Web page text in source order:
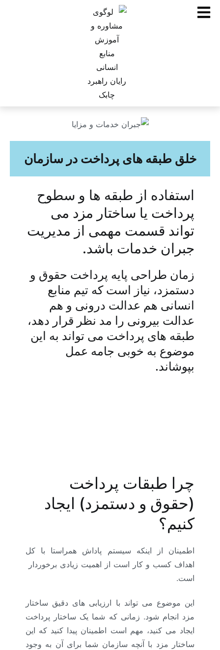
خلق طبقه های پرداخت در سازمان
استفاده از طبقه ها و سطوح
پرداخت یا ساختار مزد می
تواند قسمت مهمی از مدیریت
جبران خدمات باشد.
زمان طراحی پایه پرداخت حقوق و
دستمزد، نیاز است که تیم منابع
انسانی هم عدالت درونی و هم
عدالت بیرونی را مد نظر قرار دهد،
طبقه های پرداخت می تواند به این
موضوع به خوبی جامه عمل
بپوشاند.
چرا طبقات پرداخت
(حقوق و دستمزد) ایجاد
کنیم؟
اطمینان از اینکه سیستم پاداش همراستا با کل
اهداف کسب و کار است از اهمیت زیادی برخوردار
است.
این موضوع می تواند با ارزیابی های دقیق ساختار
مزد انجام شود. زمانی که شما یک ساختار پرداخت
ایجاد می کنید، مهم است اطمینان پیدا کنید که این
ساختار مزد با آنچه سازمان شما برای آن به وجود